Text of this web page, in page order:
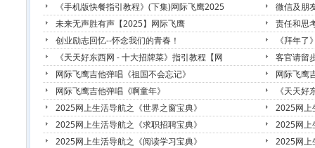
《手机版快餐指引教程》(下集)网际飞鹰2025
微信及朋
未来无声胜有声【2025】网际飞鹰
责任和思
创业励志回忆--怀念我们的青春！
《拜年
《天天好东西网 - 十大招牌菜》指引教程【网
客官请留
网际飞鹰吉他弹唱《祖国不会忘记》
网际飞鹰
网际飞鹰吉他弹唱《啊童年》
《天天
2025网上生活导航之《世界之窗宝典》
2025网上
2025网上生活导航之《求职招聘宝典》
2025网上
2025网上生活导航之《阅读学习宝典》
2025网上